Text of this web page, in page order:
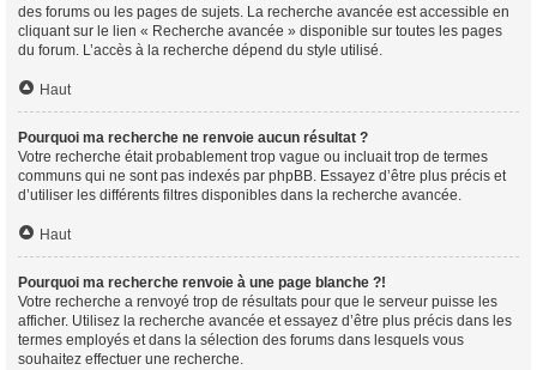
des forums ou les pages de sujets. La recherche avancée est accessible en
cliquant sur le lien « Recherche avancée » disponible sur toutes les pages
du forum. L’accès à la recherche dépend du style utilisé.
Haut
Pourquoi ma recherche ne renvoie aucun résultat ?
Votre recherche était probablement trop vague ou incluait trop de termes
communs qui ne sont pas indexés par phpBB. Essayez d’être plus précis et
d’utiliser les différents filtres disponibles dans la recherche avancée.
Haut
Pourquoi ma recherche renvoie à une page blanche ?!
Votre recherche a renvoyé trop de résultats pour que le serveur puisse les
afficher. Utilisez la recherche avancée et essayez d’être plus précis dans les
termes employés et dans la sélection des forums dans lesquels vous
souhaitez effectuer une recherche.